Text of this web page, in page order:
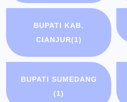
BUPATI KAB.
CIANJUR(1)
BUPATI SUMEDANG
(1)